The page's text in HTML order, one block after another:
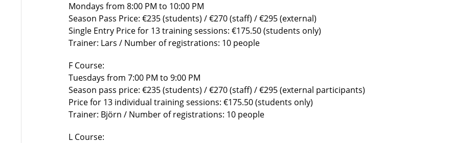
Mondays from 8:00 PM to 10:00 PM
Season Pass Price: €235 (students) / €270 (staff) / €295 (external)
Single Entry Price for 13 training sessions: €175.50 (students only)
Trainer: Lars / Number of registrations: 10 people
F Course:
Tuesdays from 7:00 PM to 9:00 PM
Season pass price: €235 (students) / €270 (staff) / €295 (external participants)
Price for 13 individual training sessions: €175.50 (students only)
Trainer: Björn / Number of registrations: 10 people
L Course: